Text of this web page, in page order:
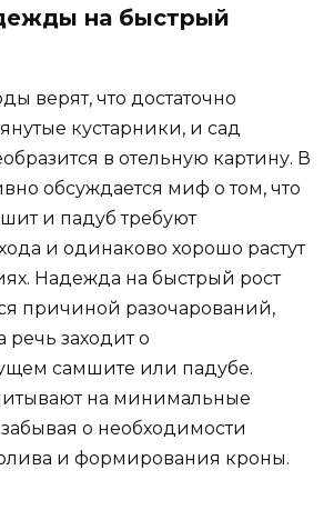
на быстрый
верят, что достаточно
кустарники, и сад
в отельную картину. В
обсуждается миф о том, что
и падуб требуют
и одинаково хорошо растут
Надежда на быстрый рост
причиной разочарований,
речь заходит о
самшите или падубе.
на минимальные
о необходимости
и формирования кроны.